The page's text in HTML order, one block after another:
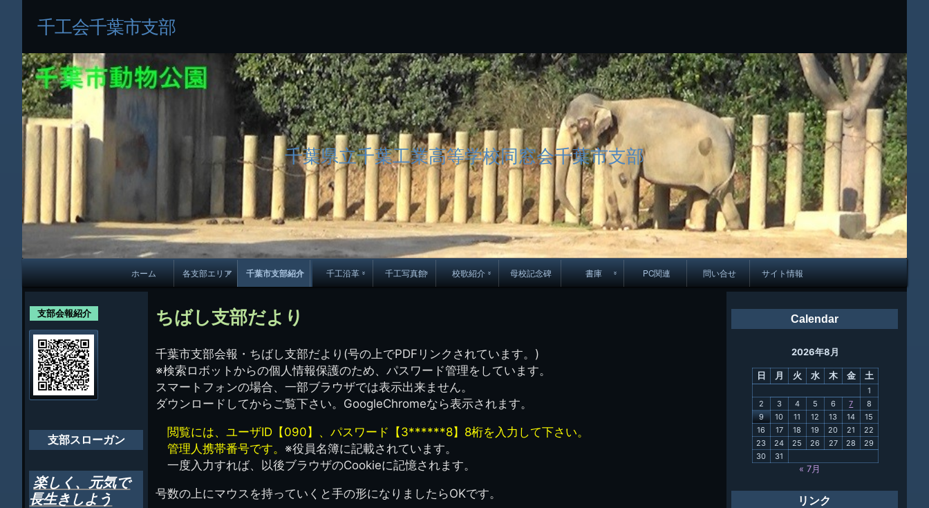
ツ
へ
ス
キ
ッ
プ
千工会千葉市支部
千葉県立千葉工業高等学校同窓会千葉市支部
メ
イ
ン
ナ
ビ
ゲ
ー
ョ
ン
ホーム 各支部エリア 千葉市支部紹介
会員・役員名簿
千葉市支部組織図
ちばし支部だより
年間行事
会員メッセージ
千工沿革
景山校長回顧録
検見川校舎時代
財団法人千工会
鉄道連隊
千工写真館
周年写真 35周年
50周年
60周年
80周年の本校
生実校舎以前
千葉商業学校時代
昭和18年卒業アル
生実校舎以降 生実校舎の建設
生実移転
生実初期
校歌紹介
県立千葉工業学校検
応援歌
応援歌(検見川時代)
第二応援歌
母校記念碑 書庫 PC関連 問い合せ サイト情報
ちばし支部だより
千葉市支部会報・ちばし支部だより(号の上でPDFリンクされています。)
※検索ロボットからの個人情報保護のため、パスワード管理をしています。
スマートフォンの場合、一部ブラウザでは表示出来ません。
ダウンロードしてからご覧下さい。GoogleChromeなら表示されます。
閲覧には、ユーザID【090】、パスワード【3******8】8桁を入力して下さい。
管理人携帯番号です。 ※役員名簿に記載されています。
一度入力すれば、以後ブラウザのCookieに記憶されます。
号数の上にマウスを持っていくと手の形になりましたらOKです。
Calendar
2026年8月
日 月 火 水 木 金 土
1
2
3 4 5 6 7
8
9
10 11 12 13 14
15
16
17 18 19 20 21
22
23
24 25 26 27 28
29
30
31
« 7月
リンク
支部会報紹介
支部スローガン
楽しく、元気で
長生きしよう